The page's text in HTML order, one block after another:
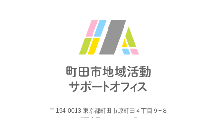
〒194-0013 東京都町田市原町田４丁目９−８